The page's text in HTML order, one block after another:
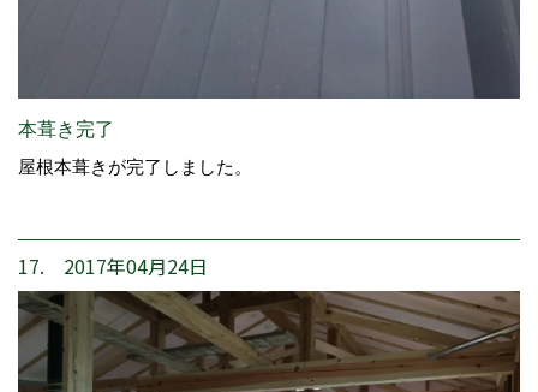
本葺き完了
屋根本葺きが完了しました。
17. 2017年04月24日